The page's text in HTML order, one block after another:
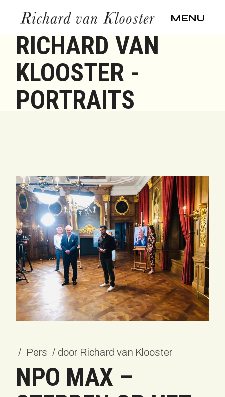
content
MENU
RICHARD VAN
KLOOSTER -
PORTRAITS
Pers door Richard van Klooster
NPO MAX –